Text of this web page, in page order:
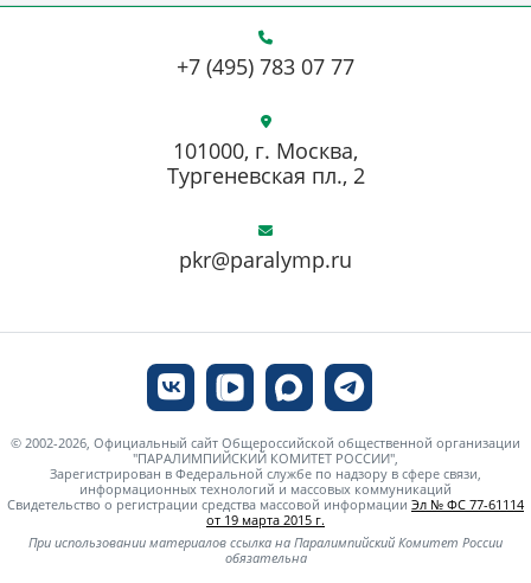
+7 (495) 783 07 77
pkr@paralymp.ru
101000, г. Москва,
Тургеневская пл., 2
© 2002-2026, Официальный сайт Общероссийской общественной организации
"ПАРАЛИМПИЙСКИЙ КОМИТЕТ РОССИИ",
Зарегистрирован в Федеральной службе по надзору в сфере связи,
информационных технологий и массовых коммуникаций
Свидетельство о регистрации средства массовой информации Эл № ФС 77-61114
от 19 марта 2015 г.
При использовании материалов ссылка на Паралимпийский Комитет России
обязательна